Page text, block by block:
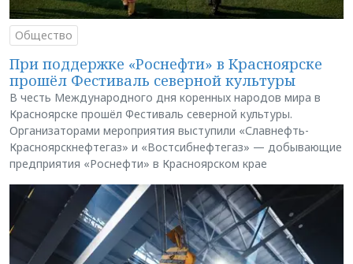
Общество
При поддержке «Роснефти» в Красноярске
прошёл Фестиваль северной культуры
В честь Международного дня коренных народов мира в
Красноярске прошёл Фестиваль северной культуры.
Организаторами мероприятия выступили «Славнефть-
Красноярскнефтегаз» и «Востсибнефтегаз» — добывающие
предприятия «Роснефти» в Красноярском крае